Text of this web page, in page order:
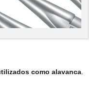
como alavanca.